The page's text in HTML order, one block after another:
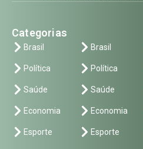
Categorias
Brasil
Política
Saúde
Economia
Esporte
Brasil
Política
Saúde
Economia
Esporte